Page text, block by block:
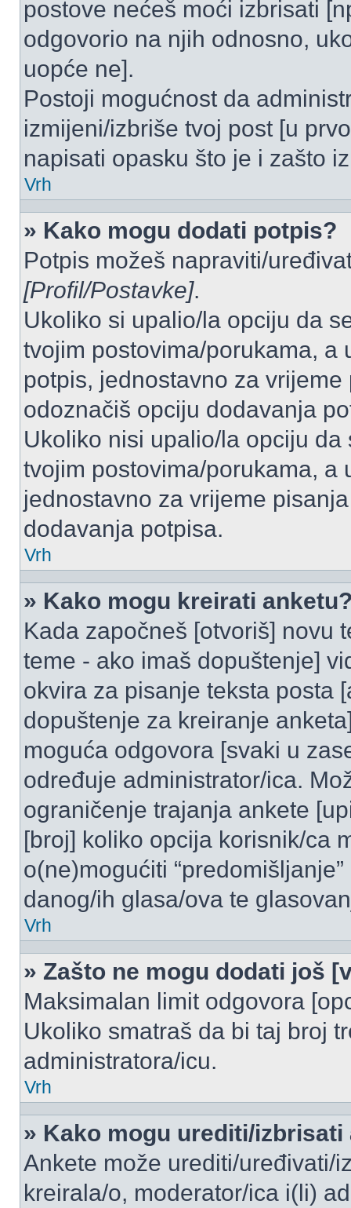
postove nećeš moći izbrisati
odgovorio na njih odnosno,
uopće ne].
Postoji mogućnost da
izmijeni/izbriše tvoj post [u
napisati opasku što je i zašto
Vrh
» Kako mogu dodati potpis?
Potpis možeš napraviti/
[Profil/Postavke].
Ukoliko si upalio/la opciju da
tvojim postovima/porukama, a
potpis, jednostavno za
odoznačiš opciju dodavanja
Ukoliko nisi upalio/la opciju
tvojim postovima/porukama, a
jednostavno za vrijeme
dodavanja potpisa.
Vrh
» Kako mogu kreirati
Kada započneš [otvoriš] novu
teme - ako imaš dopuštenje]
okvira za pisanje teksta posta
dopuštenje za kreiranje
moguća odgovora [svaki u
određuje administrator/ica.
ograničenje trajanja ankete
[broj] koliko opcija korisnik/ca
o(ne)mogućiti
danog/ih glasa/ova te
Vrh
» Zašto ne mogu dodati još
Maksimalan limit odgovora
Ukoliko smatraš da bi taj broj
administratora/icu.
Vrh
» Kako mogu urediti/izbrisati
Ankete može urediti/uređivati/
kreirala/o, moderator/ica i(li)